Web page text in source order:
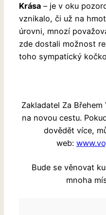
Krása – je v oku
vznikalo, či už na
úrovni, mnozí
zde dostali možnost
toho sympatický
Zakladatel Za
na novou cestu.
dovědět více,
web:
Bude se věnovat
mnoha